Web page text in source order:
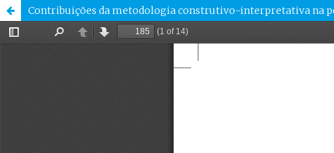
Contribuições da metodologia construtivo-interpretativa na